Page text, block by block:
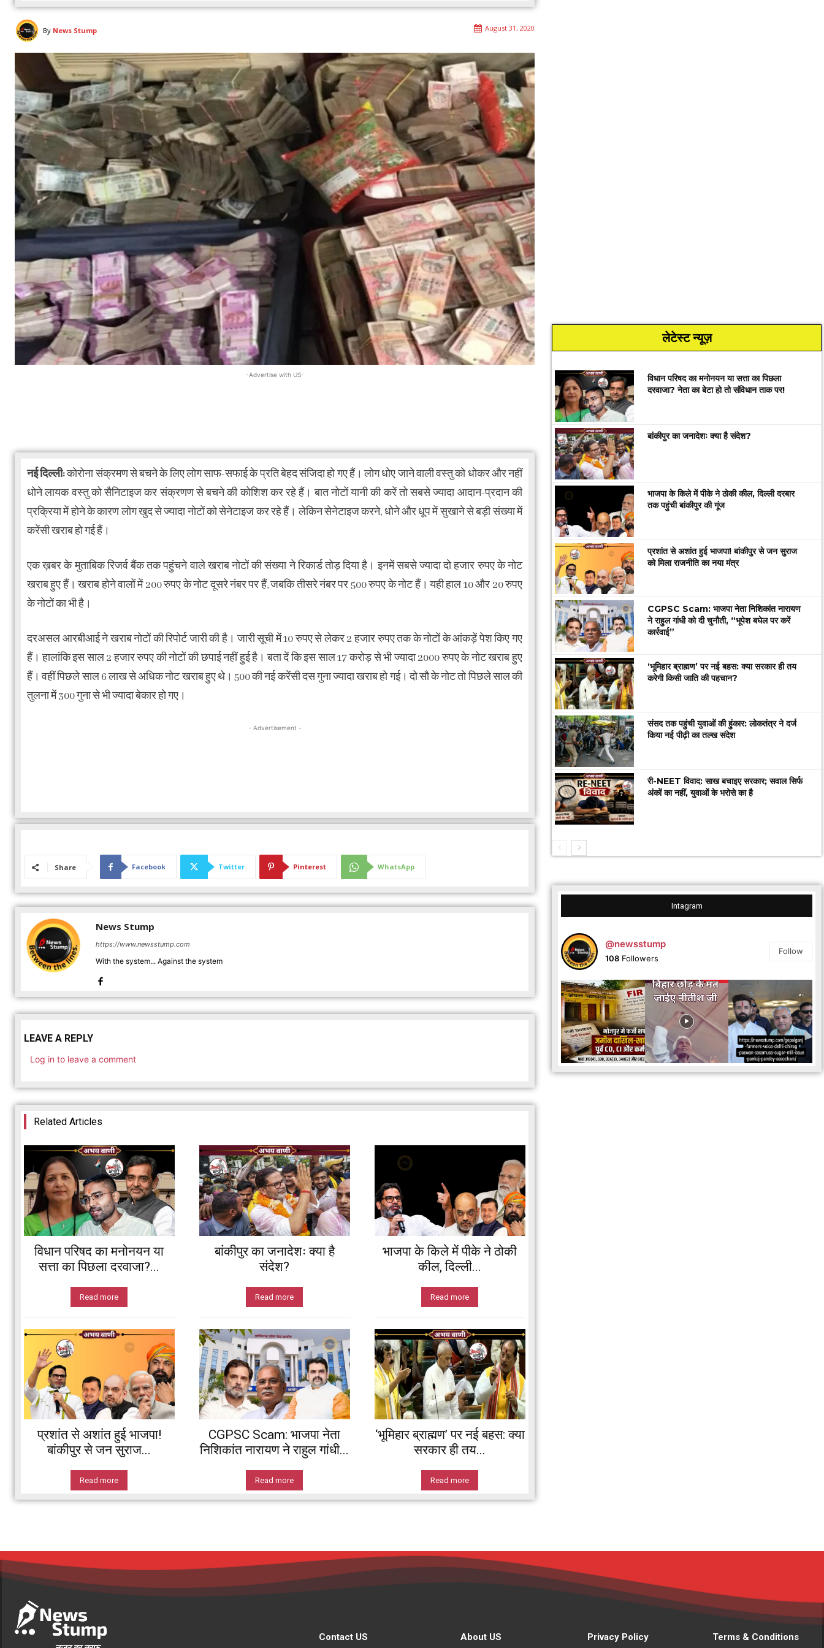
By News Stump August 31, 2020
-Advertise with US-
नई दिल्ली:कोरोना संक्रमण से बचने के लिए लोग साफ-सफाई के प्रति बेहद संजिदा हो गए हैं। लोग धोए जाने वाली वस्तु को धोकर और नहीं
धोने लायक वस्तु को सैनिटाइज कर संक्रणण से बचने की कोशिश कर रहे हैं। बात नोटों यानी की करें तो सबसे ज्यादा आदान-प्रदान की
प्रक्रिया में होने के कारण लोग खुद से ज्यादा नोटों को सेनेटाइज कर रहे हैं। लेकिन सेनेटाइज करने, धोने और धूप में सुखाने से बड़ी संख्या में
करेंसी खराब हो गई हैं।
एक ख़बर के मुताबिक रिजर्व बैंक तक पहुंचने वाले खराब नोटों की संख्या ने रिकार्ड तोड़ दिया है। इनमें सबसे ज्यादा दो हजार रुपए के नोट
खराब हुए हैं। खराब होने वालों में 200 रुपए के नोट दूसरे नंबर पर हैं, जबकि तीसरे नंबर पर 500 रुपए के नोट हैं। यही हाल 10 और 20 रुपए
के नोटों का भी है।
दरअसल आरबीआई ने खराब नोटों की रिपोर्ट जारी की है। जारी सूची में 10 रुपए से लेकर 2 हजार रुपए तक के नोटों के आंकड़ें पेश किए गए
हैं। हालांकि इस साल 2 हजार रुपए की नोटों की छपाई नहीं हुई है। बता दें कि इस साल 17 करोड़ से भी ज्यादा 2000 रुपए के नोट खराब हुए
हैं। वहीं ​पिछले साल 6 लाख से अधिक नोट खराब हुए थे। 500 की नई करेंसी दस गुना ज्यादा खराब हो गई। दो सौ के नोट तो पिछले साल की
तुलना में 300 गुना से भी ज्यादा बेकार हो गए।
- Advertisement -
Share Facebook Twitter Pinterest WhatsApp
News Stump
https://www.newsstump.com
With the system... Against the system
LEAVE A REPLY
Log in to leave a comment
Related Articles
विधान परिषद का मनोनयन या
सत्ता का पिछला दरवाजा?...
Read more
बांकीपुर का जनादेशः क्या है
संदेश?
Read more
भाजपा के किले में पीके ने ठोकी
कील, दिल्ली...
Read more
प्रशांत से अशांत हुई भाजपा!
बांकीपुर से जन सुराज...
Read more
CGPSC Scam: भाजपा नेता
निशिकांत नारायण ने राहुल गांधी...
Read more
‘भूमिहार ब्राह्मण’ पर नई बहस: क्या
सरकार ही तय...
Read more
लेटेस्ट न्यूज़
विधान परिषद का मनोनयन या सत्ता का पिछला
दरवाजा? नेता का बेटा हो तो संविधान ताक पर!
बांकीपुर का जनादेशः क्या है संदेश?
भाजपा के किले में पीके ने ठोकी कील, दिल्ली दरबार
तक पहुंची बांकीपुर की गूंज
प्रशांत से अशांत हुई भाजपा! बांकीपुर से जन सुराज
को मिला राजनीति का नया मंत्र
CGPSC Scam: भाजपा नेता निशिकांत नारायण
ने राहुल गांधी को दी चुनौती, “भूपेश बघेल पर करें
कार्रवाई”
‘भूमिहार ब्राह्मण’ पर नई बहस: क्या सरकार ही तय
करेगी किसी जाति की पहचान?
संसद तक पहुंची युवाओं की हुंकार: लोकतंत्र ने दर्ज
किया नई पीढ़ी का तल्ख संदेश
री-NEET विवाद: साख बचाइए सरकार; सवाल सिर्फ
अंकों का नहीं, युवाओं के भरोसे का है
Intagram
@newsstump
108 Followers
Follow
Contact US About US Privacy Policy Terms & Conditions